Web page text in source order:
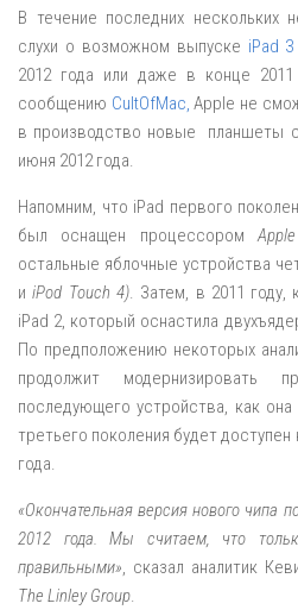
В течение последних нескольких
слухи о возможном выпуске iPad 3
2012 года или даже в конце
сообщению CultOfMac, Apple не
в производство новые планшеты
июня 2012 года.
Напомним, что iPad первого
был оснащен процессором
остальные яблочные устройства
иiPod Touch 4). Затем, в 2011 году,
iPad 2, который оснастила
По предположению некоторых
продолжит модернизировать
последующего устройства, как
третьего поколения будет
года.
«Окончательная версия нового чипа
2012 года. Мы считаем, что
правильными», сказал аналитик
The Linley Group.